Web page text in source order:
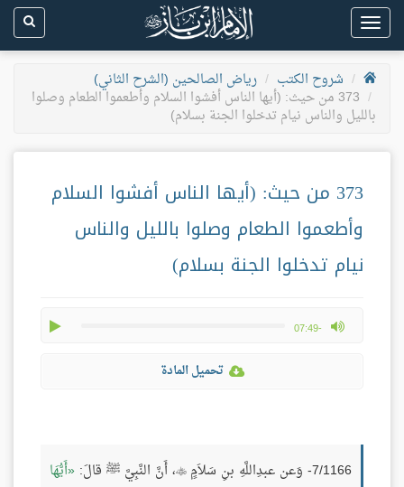
Toggle
navigation
شروح الكتب
رياض الصالحين (الشرح الثاني)
373 من حيث: (أيها الناس أفشوا السلام وأطعموا الطعام وصلوا
بالليل والناس نيام تدخلوا الجنة بسلام)
373 من حيث: (أيها الناس أفشوا السلام
وأطعموا الطعام وصلوا بالليل والناس
نيام تدخلوا الجنة بسلام)
-07:49
max volume
تحميل المادة
7/1166- وَعن عبدِاللَّهِ بنِ سَلاَمٍ ، أَنَّ النَّبِيَّ ﷺ قالَ: أَيُّهَا